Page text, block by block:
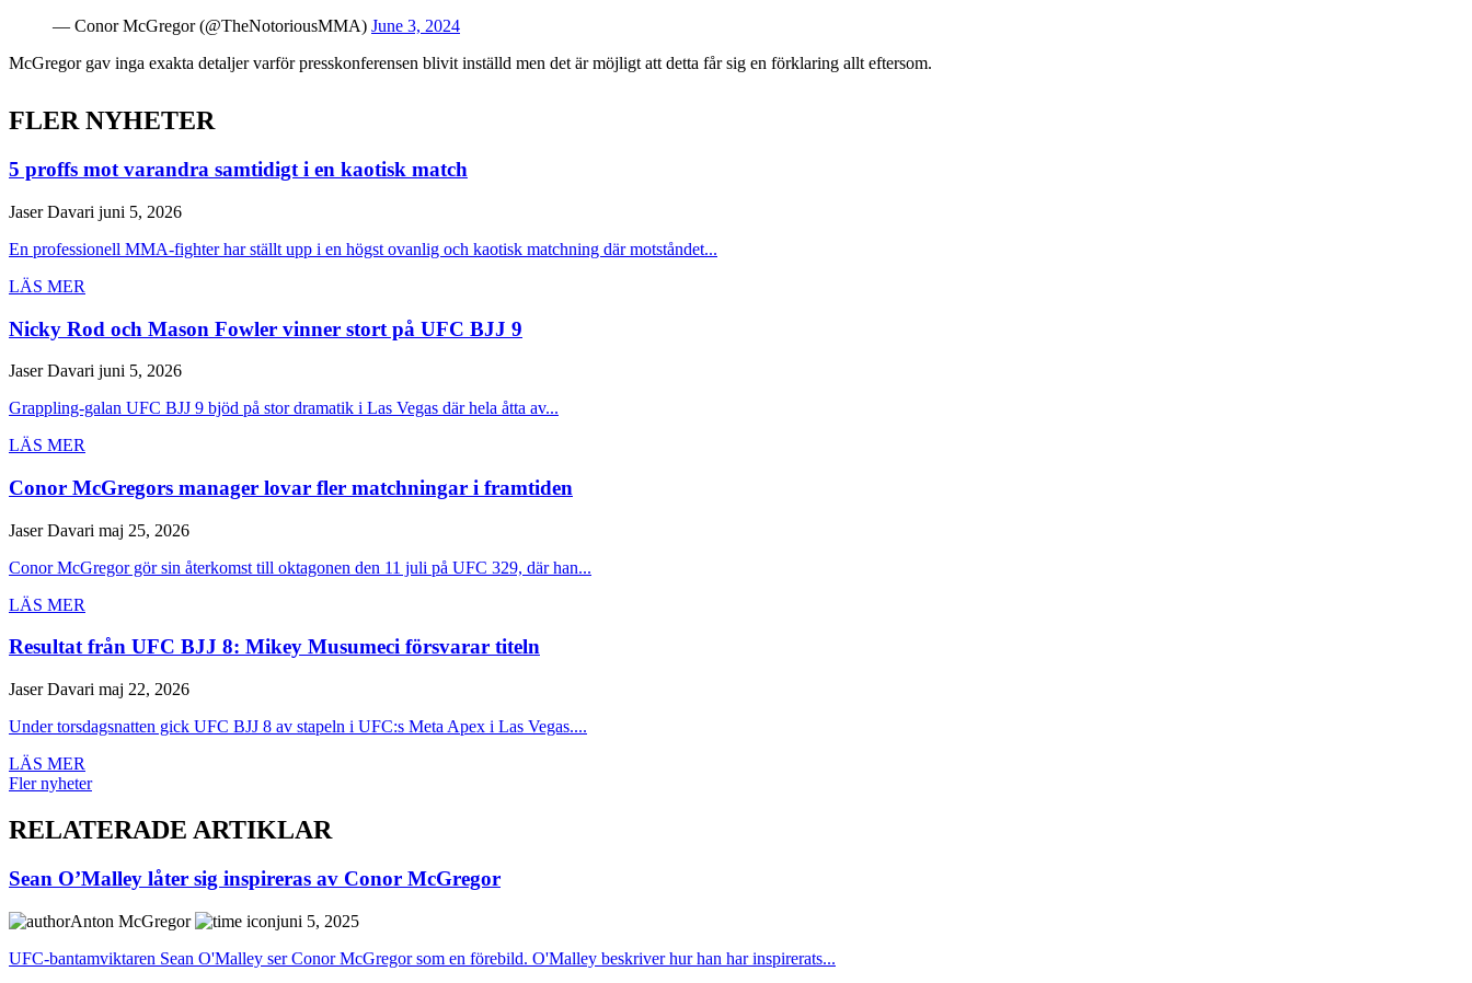
— Conor McGregor (@TheNotoriousMMA) June 3, 2024
McGregor gav inga exakta detaljer varför presskonferensen blivit inställd men det är möjligt att detta får sig en förklaring allt eftersom.
FLER NYHETER
5 proffs mot varandra samtidigt i en kaotisk match
Jaser Davari juni 5, 2026
En professionell MMA-fighter har ställt upp i en högst ovanlig och kaotisk matchning där motståndet...
LÄS MER
Nicky Rod och Mason Fowler vinner stort på UFC BJJ 9
Jaser Davari juni 5, 2026
Grappling-galan UFC BJJ 9 bjöd på stor dramatik i Las Vegas där hela åtta av...
LÄS MER
Conor McGregors manager lovar fler matchningar i framtiden
Jaser Davari maj 25, 2026
Conor McGregor gör sin återkomst till oktagonen den 11 juli på UFC 329, där han...
LÄS MER
Resultat från UFC BJJ 8: Mikey Musumeci försvarar titeln
Jaser Davari maj 22, 2026
Under torsdagsnatten gick UFC BJJ 8 av stapeln i UFC:s Meta Apex i Las Vegas....
LÄS MER
Fler nyheter
RELATERADE ARTIKLAR
Sean O’Malley låter sig inspireras av Conor McGregor
Anton McGregor
juni 5, 2025
UFC-bantamviktaren Sean O'Malley ser Conor McGregor som en förebild. O'Malley beskriver hur han har inspirerats...